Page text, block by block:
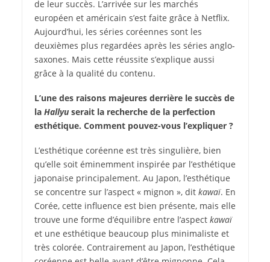
de leur succès. L’arrivée sur les marchés
européen et américain s’est faite grâce à Netflix.
Aujourd’hui, les séries coréennes sont les
deuxièmes plus regardées après les séries anglo-
saxones. Mais cette réussite s’explique aussi
grâce à la qualité du contenu.
L’une des raisons majeures derrière le succès de
la Hallyuserait la recherche de la perfection
esthétique. Comment pouvez-vous l’expliquer ?
L’esthétique coréenne est très singulière, bien
qu’elle soit éminemment inspirée par l’esthétique
japonaise principalement. Au Japon, l’esthétique
se concentre sur l’aspect « mignon », dit kawaï. En
Corée, cette influence est bien présente, mais elle
trouve une forme d’équilibre entre l’aspect kawaï
et une esthétique beaucoup plus minimaliste et
très colorée. Contrairement au Japon, l’esthétique